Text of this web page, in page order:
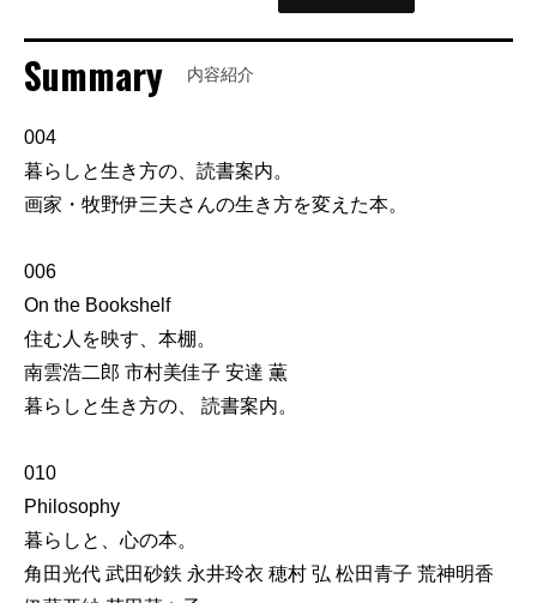
Summary 内容紹介
004
暮らしと生き方の、読書案内。
画家・牧野伊三夫さんの生き方を変えた本。
006
On the Bookshelf
住む人を映す、本棚。
南雲浩二郎 市村美佳子 安達 薫
暮らしと生き方の、 読書案内。
010
Philosophy
暮らしと、心の本。
角田光代 武田砂鉄 永井玲衣 穂村 弘 松田青子 荒神明香